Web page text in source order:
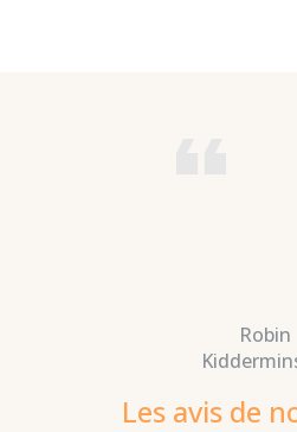
Robin
Les avis de